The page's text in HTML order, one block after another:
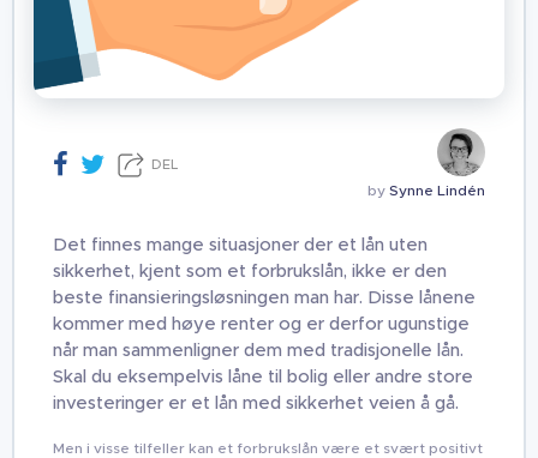
DEL
by Synne Lindén
Det finnes mange situasjoner der et lån uten
sikkerhet, kjent som et forbrukslån, ikke er den
beste finansieringsløsningen man har. Disse lånene
kommer med høye renter og er derfor ugunstige
når man sammenligner dem med tradisjonelle lån.
Skal du eksempelvis låne til bolig eller andre store
investeringer er et lån med sikkerhet veien å gå.
Men i visse tilfeller kan et forbrukslån være et svært positivt